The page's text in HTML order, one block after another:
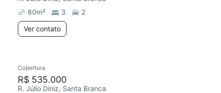
80m² 3
2
Ver contato
Chegou este mês
Cobertura
R$ 535.000
R. Júlio Diniz, Santa Branca